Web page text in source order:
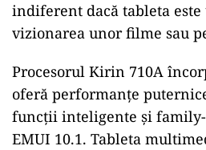
indiferent dacă tableta
vizionarea unor filme sau
Procesorul Kirin 710A
oferă performanțe
funcții inteligente și
EMUI 10.1. Tableta